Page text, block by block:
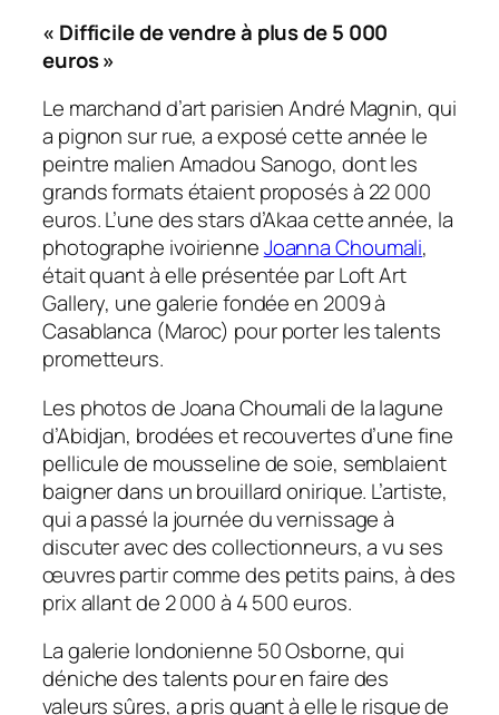
« Difficile de vendre à plus de 5 000
euros»
Le marchand d’art parisien André Magnin, qui
a pignon sur rue, a exposé cette année le
peintre malien Amadou Sanogo, dont les
grands formats étaient proposés à 22 000
euros. L’une des stars d’Akaa cette année, la
photographe ivoirienneJoanna Choumali,
était quant à elle présentée par Loft Art
Gallery, une galerie fondée en 2009 à
Casablanca (Maroc) pour porter les talents
prometteurs.
Les photos de Joana Choumali de la lagune
d’Abidjan, brodées et recouvertes d’une fine
pellicule de mousseline de soie, semblaient
baigner dans un brouillard onirique. L’artiste,
qui a passé la journée du vernissage à
discuter avec des collectionneurs, a vu ses
œuvres partir comme des petits pains, à des
prix allant de 2 000 à 4 500 euros.
La galerie londonienne 50 Osborne, qui
déniche des talents pour en faire des
valeurs sûres, a pris quant à elle le risque de